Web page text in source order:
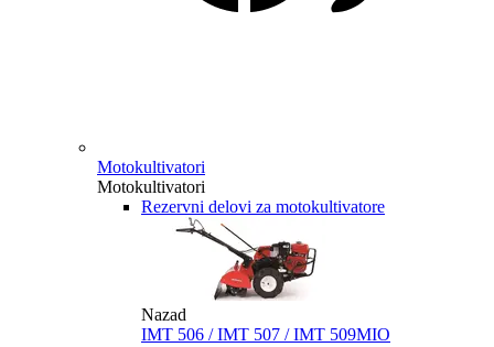
Motokultivatori
Motokultivatori
Rezervni delovi za motokultivatore
Nazad
IMT 506 / IMT 507 / IMT 509MIO